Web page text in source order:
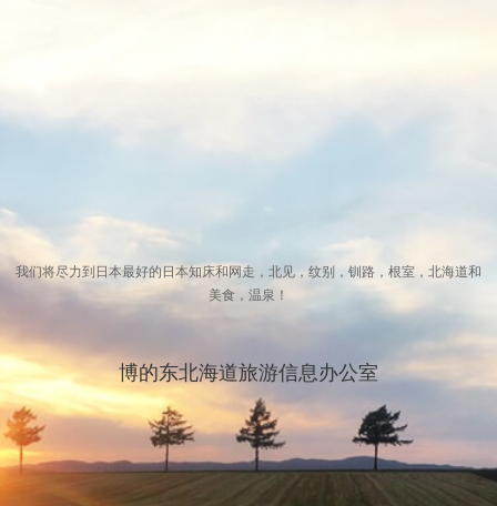
我们将尽力到日本最好的日本知床和网走，北见，纹别，钏路，根室，北海道和
美食，温泉！
博的东北海道旅游信息办公室